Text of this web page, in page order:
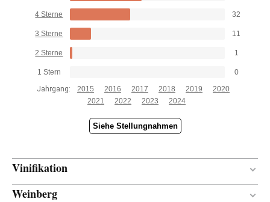
4 Sterne 32
3 Sterne 11
2 Sterne 1
1 Stern
0
Jahrgang:
2015 2016 2017 2018 2019
2020
2021
2022 2023 2024
Siehe Stellungnahmen
Vinifikation
MATERIAL ZUR
Weinberg